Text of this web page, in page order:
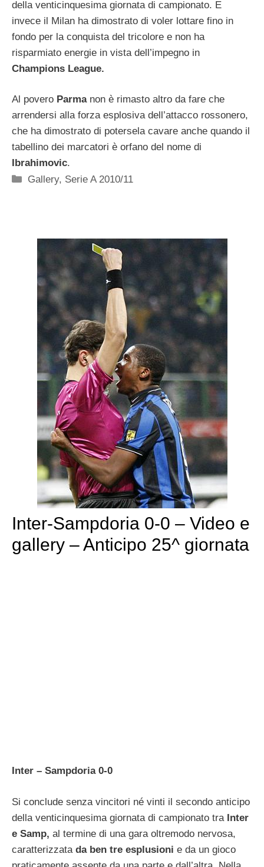
della venticinquesima giornata di campionato. E
invece il Milan ha dimostrato di voler lottare fino in
fondo per la conquista del tricolore e non ha
risparmiato energie in vista dell’impegno in
Champions League.
Al povero Parmanon è rimasto altro da fare che
arrendersi alla forza esplosiva dell’attacco rossonero,
che ha dimostrato di potersela cavare anche quando il
tabellino dei marcatori è orfano del nome di
Ibrahimovic.
Categorie
Gallery, Serie A 2010/11
Inter-Sampdoria 0-0 – Video e
gallery – Anticipo 25^ giornata
Inter – Sampdoria 0-0
Si conclude senza vincitori né vinti il secondo anticipo
della venticinquesima giornata di campionato tra Inter
e Samp, al termine di una gara oltremodo nervosa,
caratterizzata da ben tre esplusioni e da un gioco